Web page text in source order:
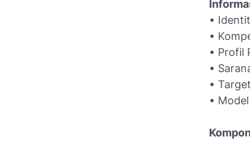
•
•
• Profil
•
•
•